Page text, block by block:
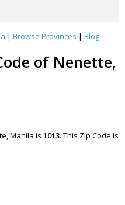
| Browse Provinces | Blog
of Nenette,
Manila is 1013. This Zip Code is